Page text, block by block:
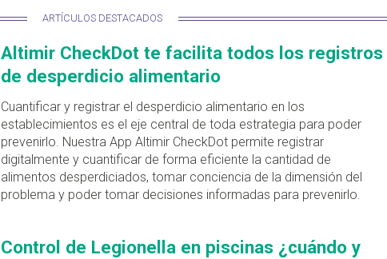
ARTÍCULOS DESTACADOS
Altimir CheckDot te facilita todos los registros
de desperdicio alimentario
Cuantificar y registrar el desperdicio alimentario en los
establecimientos es el eje central de toda estrategia para poder
prevenirlo. Nuestra App Altimir CheckDot permite registrar
digitalmente y cuantificar de forma eficiente la cantidad de
alimentos desperdiciados, tomar conciencia de la dimensión del
problema y poder tomar decisiones informadas para prevenirlo.
Control de Legionella en piscinas ¿cuándo y